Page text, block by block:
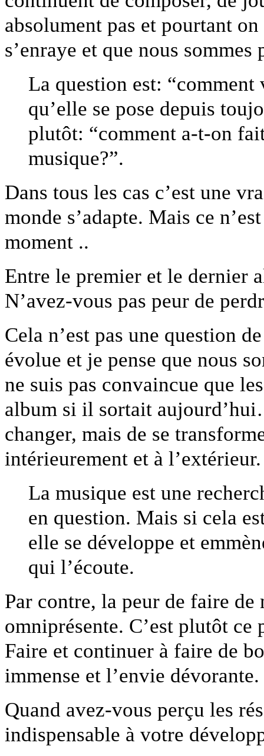
absolument pas et pourtant
s’enraye et que nous
La question est:
qu’elle se pose depuis
plutôt: “comment a-t-on
musique?”.
Dans tous les cas c’est une
monde s’adapte. Mais ce
moment ..
Entre le premier et le dernier
N’avez-vous pas peur de
Cela n’est pas une question
évolue et je pense que nous
ne suis pas convaincue que
album si il sortait
changer, mais de se
intérieurement et à l’extérieur.
La musique est une
en question. Mais si cela
elle se développe et
qui l’écoute.
Par contre, la peur de faire de
omniprésente. C’est plutôt
Faire et continuer à faire de
immense et l’envie dévorante.
Quand avez-vous perçu les
indispensable à votre